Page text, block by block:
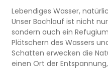
Lebendiges Wasser,
Unser Bachlauf ist nicht
sondern auch ein
Plätschern des Wassers
Schatten erwecken die
einen Ort der